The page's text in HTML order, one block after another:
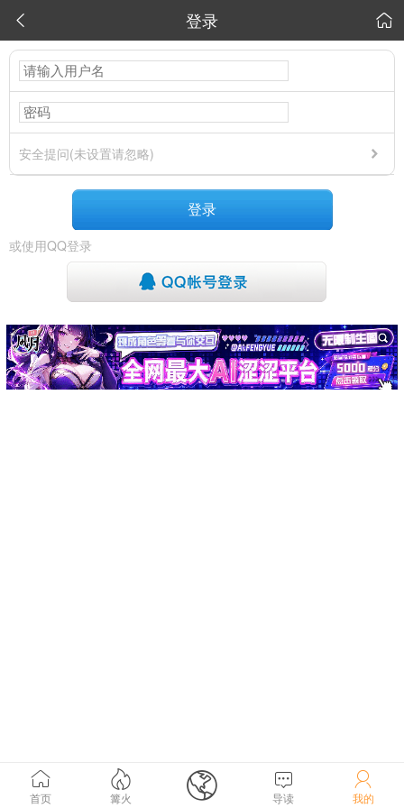
 登录 
安全提问(未设置请忽略)
登录
或使用QQ登录

首页

篝火  
导读

我的